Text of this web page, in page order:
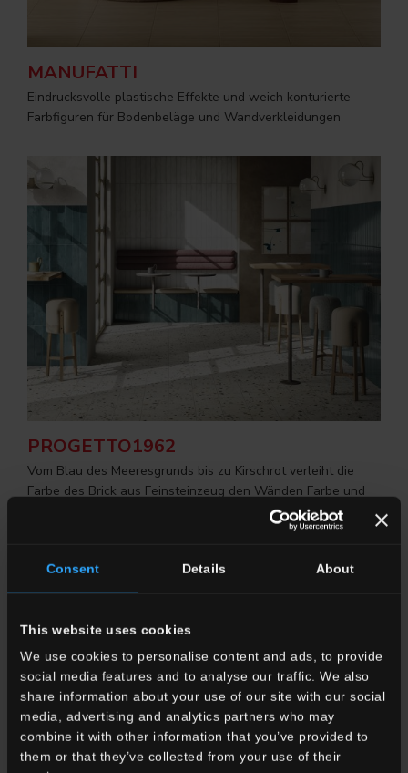
Consent Details About
This website uses cookies
We use cookies to personalise content and ads, to provide
social media features and to analyse our traffic. We also
share information about your use of our site with our social
media, advertising and analytics partners who may
combine it with other information that you’ve provided to
them or that they’ve collected from your use of their
MANUFATTI
Eindrucksvolle plastische Effekte und weich konturierte
Farbfiguren für Bodenbeläge und Wandverkleidungen
PROGETTO1962
Vom Blau des Meeresgrunds bis zu Kirschrot verleiht die
Farbe des Brick aus Feinsteinzeug den Wänden Farbe und